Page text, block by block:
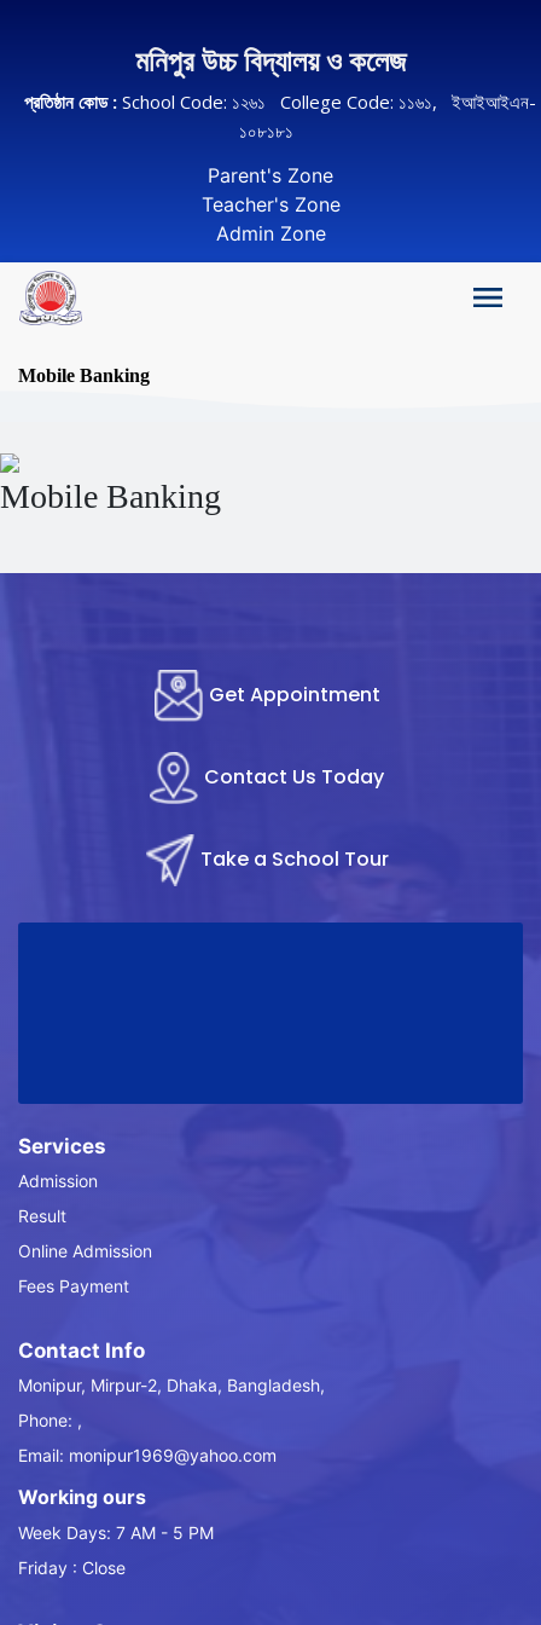
মনিপুর উচ্চ বিদ্যালয় ও কলেজ
প্রতিষ্ঠান কোড : School Code: ১২৬১ College Code: ১১৬১, ইআইআইএন-
১০৮১৮১
Parent's Zone
Teacher's Zone
Admin Zone
Mobile Banking
Mobile Banking
Get Appointment
Contact Us Today
Take a School Tour
Services
Admission
Result
Online Admission
Fees Payment
Contact Info
Monipur, Mirpur-2, Dhaka, Bangladesh,
Phone: ,
Email: monipur1969@yahoo.com
Working ours
Week Days: 7 AM - 5 PM
Friday : Close